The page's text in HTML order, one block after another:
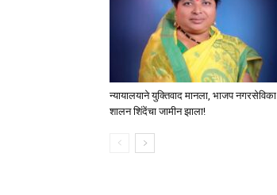
न्यायालयाने युक्तिवाद मानला, भाजप नगरसेविका
शालन शिंदेंचा जामीन झाला!